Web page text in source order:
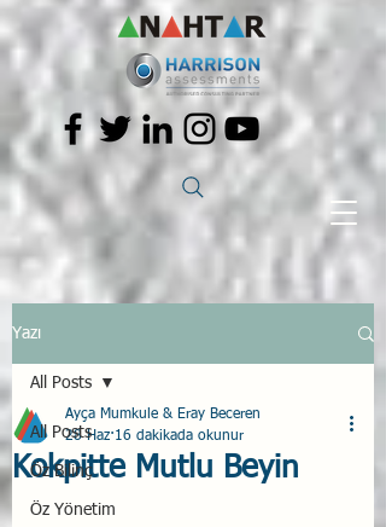
Yazı
All Posts
Öz Bilinç
Öz Yönetim
All Posts
Kokpitte Mutlu Beyin
Ayça Mumkule & Eray Beceren
28 Haz 16 dakikada okunur